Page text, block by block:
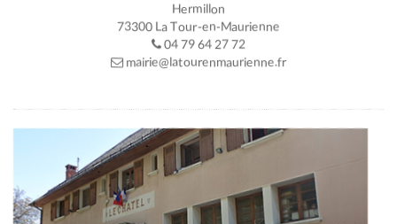
Hermillon
73300 La Tour-en-Maurienne
04 79 64 27 72
mairie@latourenmaurienne.fr